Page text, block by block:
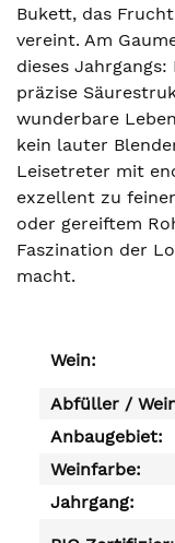
Bukett, das
vereint. Am
dieses
präzise
wunderbare
kein lauter
Leisetreter mit
exzellent zu
oder gereiftem
Faszination der
macht.
Wein:
Abfüller /
Anbaugebiet:
Weinfarbe:
Jahrgang: